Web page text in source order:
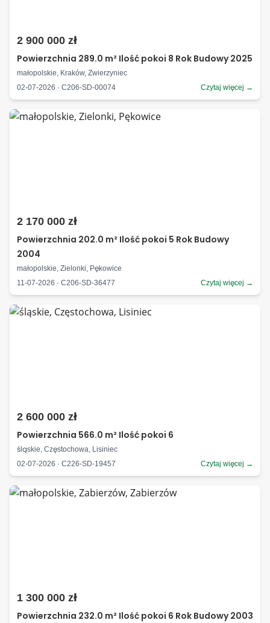
2 900 000 zł
Powierzchnia 289.0 m² Ilość pokoi 8 Rok Budowy 2025
małopolskie, Kraków, Zwierzyniec
02-07-2026 · C206-SD-00074
Czytaj więcej →
2 170 000 zł
Powierzchnia 202.0 m² Ilość pokoi 5 Rok Budowy
2004
małopolskie, Zielonki, Pękowice
11-07-2026 · C206-SD-36477
Czytaj więcej →
2 600 000 zł
Powierzchnia 566.0 m² Ilość pokoi 6
śląskie, Częstochowa, Lisiniec
02-07-2026 · C226-SD-19457
Czytaj więcej →
1 300 000 zł
Powierzchnia 232.0 m² Ilość pokoi 6 Rok Budowy 2003